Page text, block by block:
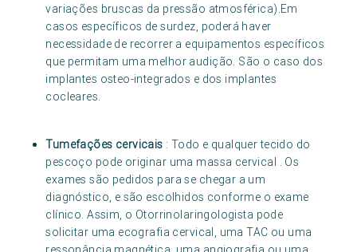
variações bruscas da pressão atmosférica).Em
casos específicos de surdez, poderá haver
necessidade de recorrer a equipamentos específicos
que permitam uma melhor audição. São o caso dos
implantes osteo-integrados e dos implantes
cocleares.
Tumefações cervicais : Todo e qualquer tecido do
pescoço pode originar uma massa cervical . Os
exames são pedidos para se chegar a um
diagnóstico, e são escolhidos conforme o exame
clínico. Assim, o Otorrinolaringologista pode
solicitar uma ecografia cervical, uma TAC ou uma